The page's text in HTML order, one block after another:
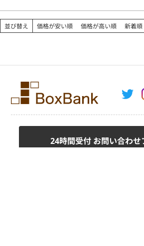
並び替え 価格が安い順 価格が高い順 新着順
24時間受付 お問い合わせ